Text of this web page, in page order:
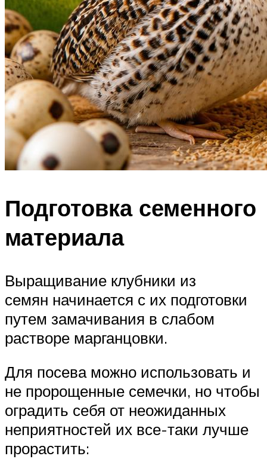
Подготовка семенного
материала
Выращивание клубники из
семян начинается с их подготовки
путем замачивания в слабом
растворе марганцовки.
Для посева можно использовать и
не пророщенные семечки, но чтобы
оградить себя от неожиданных
неприятностей их все-таки лучше
прорастить: